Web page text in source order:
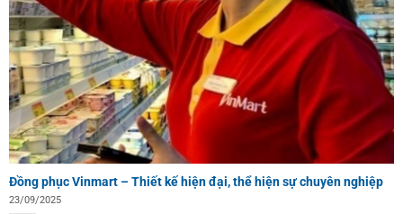
Đồng phục Vinmart – Thiết kế hiện đại, thể hiện sự chuyên nghiệp
23/09/2025